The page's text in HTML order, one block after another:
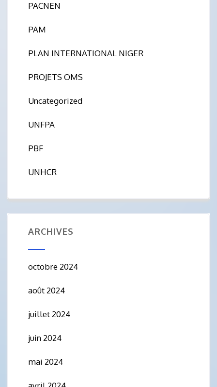
PACNEN
PAM
PLAN INTERNATIONAL NIGER
PROJETS OMS
Uncategorized
UNFPA
PBF
UNHCR
ARCHIVES
octobre 2024
août 2024
juillet 2024
juin 2024
mai 2024